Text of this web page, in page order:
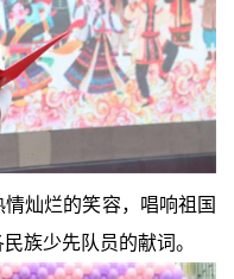
灿烂的笑容，唱响祖国
族少先队员的献词。